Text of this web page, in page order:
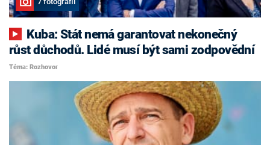
růst důchodů. Lidé musí být sami zodpovědní
Téma: Rozhovor